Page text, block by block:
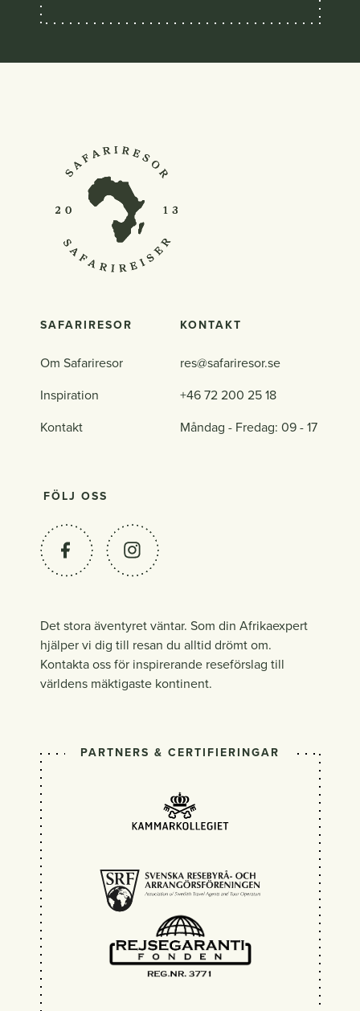
SAFARIRESOR
Om Safariresor
Inspiration
Kontakt
KONTAKT
res@safariresor.se
+46 72 200 25 18
Måndag - Fredag: 09 - 17
FÖLJ OSS
Det stora äventyret väntar. Som din Afrikaexpert
hjälper vi dig till resan du alltid drömt om.
Kontakta oss för inspirerande reseförslag till
världens mäktigaste kontinent.
PARTNERS & CERTIFIERINGAR